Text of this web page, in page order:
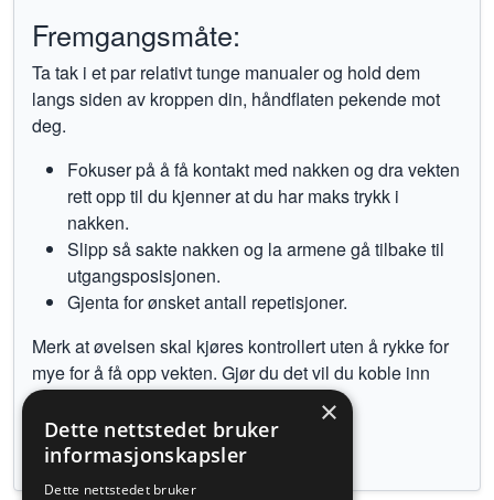
Fremgangsmåte:
Ta tak i et par relativt tunge manualer og hold dem
langs siden av kroppen din, håndflaten pekende mot
deg.
Fokuser på å få kontakt med nakken og dra vekten
rett opp til du kjenner at du har maks trykk i
nakken.
Slipp så sakte nakken og la armene gå tilbake til
utgangsposisjonen.
Gjenta for ønsket antall repetisjoner.
Merk at øvelsen skal kjøres kontrollert uten å rykke for
mye for å få opp vekten. Gjør du det vil du koble inn
andre muskler.
Tilbake til øvelser
×
Dette nettstedet bruker
informasjonskapsler
Dette nettstedet bruker